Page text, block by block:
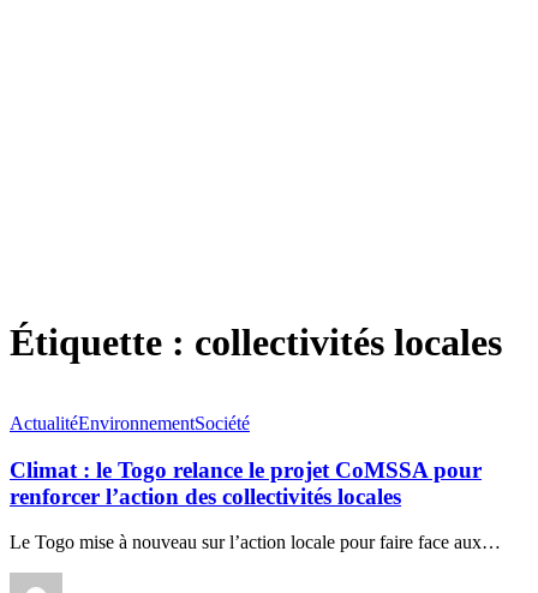
Étiquette : collectivités locales
ActualitéEnvironnementSociété
Climat : le Togo relance le projet CoMSSA pour
renforcer l’action des collectivités locales
Le Togo mise à nouveau sur l’action locale pour faire face aux…